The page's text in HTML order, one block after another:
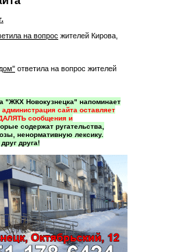
на вопрос жителей Кирова,
ответила на вопрос жителей
"ЖКХ Новокузнецка" напоминает
администрация сайта оставляет
сообщения и
содержат ругательства,
ненормативную лексику.
друга!